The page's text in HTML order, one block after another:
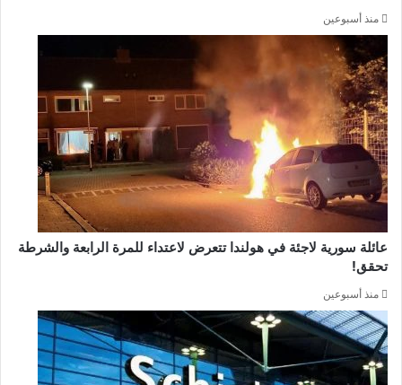
منذ أسبوعين
عائلة سورية لاجئة في هولندا تتعرض لاعتداء للمرة الرابعة والشرطة
تحقق!
منذ أسبوعين